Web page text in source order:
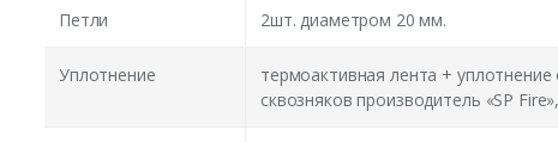
Петли 2шт. диаметром 20 мм.
Уплотнение
термоактивная лента +
сквозняков производитель «SP